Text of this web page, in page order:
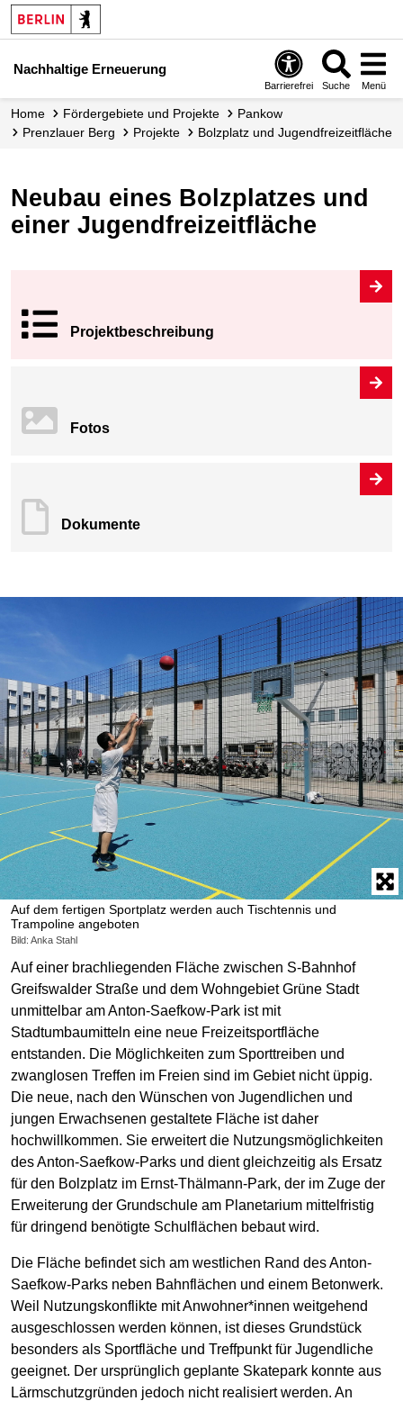
Nachhaltige Erneuerung
Barrierefrei Suche Menü
Home Fördergebiete und Projekte
Pankow
Prenzlauer Berg
Projekte Bolzplatz und Jugendfreizeitfläche
Neubau eines Bolzplatzes und
einer Jugendfreizeitfläche
Projekt­beschreibung
Fotos
Dokumente
Auf dem fertigen Sportplatz werden auch Tischtennis und
Trampoline angeboten
Bild: Anka Stahl
Auf einer brachliegenden Fläche zwischen S-Bahnhof
Greifswalder Straße und dem Wohngebiet Grüne Stadt
unmittelbar am Anton-Saefkow-Park ist mit
Stadtumbaumitteln eine neue Freizeitsportfläche
entstanden. Die Möglichkeiten zum Sporttreiben und
zwanglosen Treffen im Freien sind im Gebiet nicht üppig.
Die neue, nach den Wünschen von Jugendlichen und
jungen Erwachsenen gestaltete Fläche ist daher
hochwillkommen. Sie erweitert die Nutzungsmöglichkeiten
des Anton-Saefkow-Parks und dient gleichzeitig als Ersatz
für den Bolzplatz im Ernst-Thälmann-Park, der im Zuge der
Erweiterung der Grundschule am Planetarium mittelfristig
für dringend benötigte Schulflächen bebaut wird.
Die Fläche befindet sich am westlichen Rand des Anton-
Saefkow-Parks neben Bahnflächen und einem Betonwerk.
Weil Nutzungskonflikte mit Anwohner*innen weitgehend
ausgeschlossen werden können, ist dieses Grundstück
besonders als Sportfläche und Treffpunkt für Jugendliche
geeignet. Der ursprünglich geplante Skatepark konnte aus
Lärmschutzgründen jedoch nicht realisiert werden. An